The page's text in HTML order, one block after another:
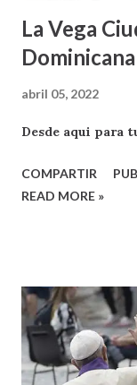
La Vega
Dominicana
abril 05, 2022
Desde aqui para
COMPARTIR
READ MORE »